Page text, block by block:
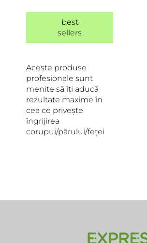
best
sellers
Aceste produse
profesionale sunt
menite să îți aducă
rezultate maxime în
cea ce privește
îngrijirea
corupui/părului/feței